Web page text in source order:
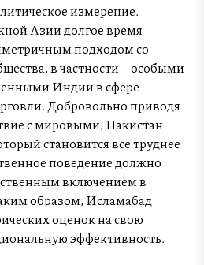
измерение.
Азии долгое время
подходом со
в частности – особыми
Индии в сфере
Добровольно приводя
с мировыми, Пакистан
становится все труднее
поведение должно
включением в
образом, Исламабад
оценок на свою
эффективность.